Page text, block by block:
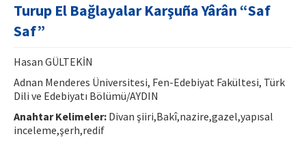
Guides
Contact Us
ISSN: 1010-867X · e-ISSN: 2667-8713
Turup El Bağlayalar Karşuña Yârân “Saf
Saf”
Hasan GÜLTEKİN
Adnan Menderes Üniversitesi, Fen-Edebiyat Fakültesi, Türk
Dili ve Edebiyatı Bölümü/AYDIN
Anahtar Kelimeler: Divan şiiri,Bakî,nazire,gazel,yapısal
inceleme,şerh,redif